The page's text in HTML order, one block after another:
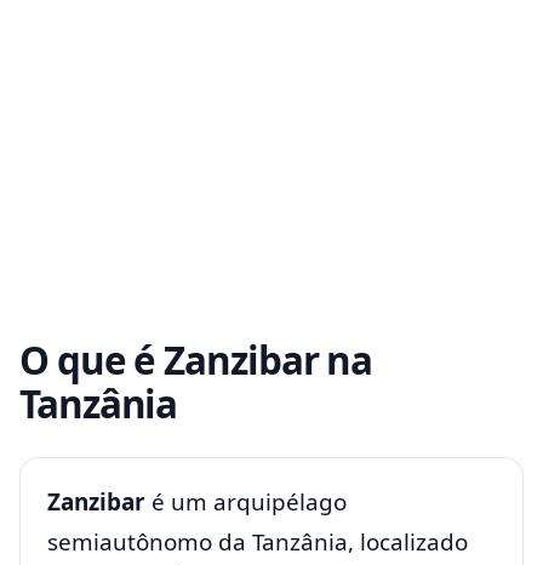
O que é Zanzibar na
Tanzânia
Zanzibar é um arquipélago
semiautônomo da Tanzânia, localizado